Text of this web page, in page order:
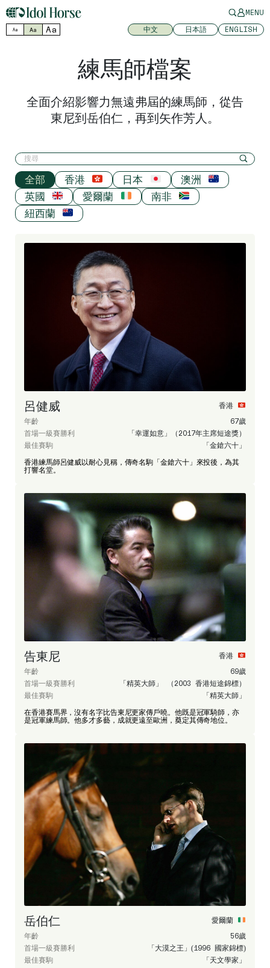
MENU
Aa Aa Aa 中文 日本語 ENGLISH
練馬師檔案
全面介紹影響力無遠弗屆的練馬師，從告
東尼到岳伯仁，再到矢作芳人。
全部 香港 日本
澳洲
英國
愛爾蘭
南非
紐西蘭
呂健威
香港
年齡
67歲
首場一級賽勝利
「幸運如意」（2017年主席短途獎）
最佳賽駒
「金鎗六十」
香港練馬師呂健威以耐心見稱，傳奇名駒「金鎗六十」來投後，為其
打響名堂。
告東尼
香港
年齡
69歲
首場一級賽勝利
「精英大師」 （2003 香港短途錦標）
最佳賽駒
「精英大師」
在香港賽馬界，沒有名字比告東尼更家傳戶曉。他既是冠軍騎師，亦
是冠軍練馬師。他多才多藝，成就更遠至歐洲，奠定其傳奇地位。
岳伯仁
愛爾蘭
年齡
56歲
首場一級賽勝利
「大漠之王」(1996 國家錦標)
最佳賽駒
「天文學家」